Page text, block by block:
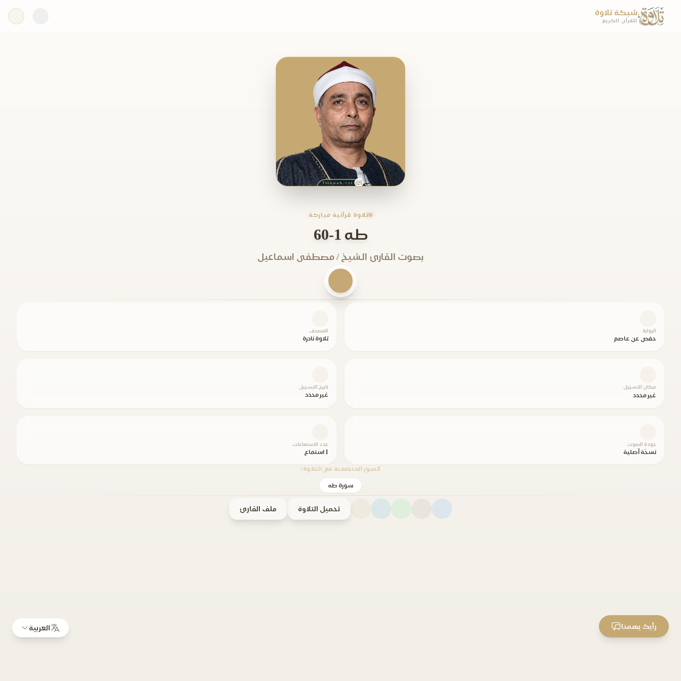
شبكة تلاوة
للقرآن الكريم
تلاوة قرآنية مباركة
طه 1-60
بصوت القارئ الشيخ / مصطفى اسماعيل
الرواية
حفص عن عاصم
المصحف
تلاوة نادرة
مكان التسجيل
غير محدد
تاريخ التسجيل
غير محدد
جودة الصوت
نسخة أصلية
عدد الاستماعات
1 استماع
السور المتضمنة في التلاوة:
سورة طه
تحميل التلاوة ملف القارئ
العربية رأيك يهمنا